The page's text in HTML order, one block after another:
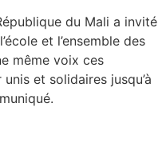
du Mali a invité
et l’ensemble des
même voix ces
et solidaires jusqu’à